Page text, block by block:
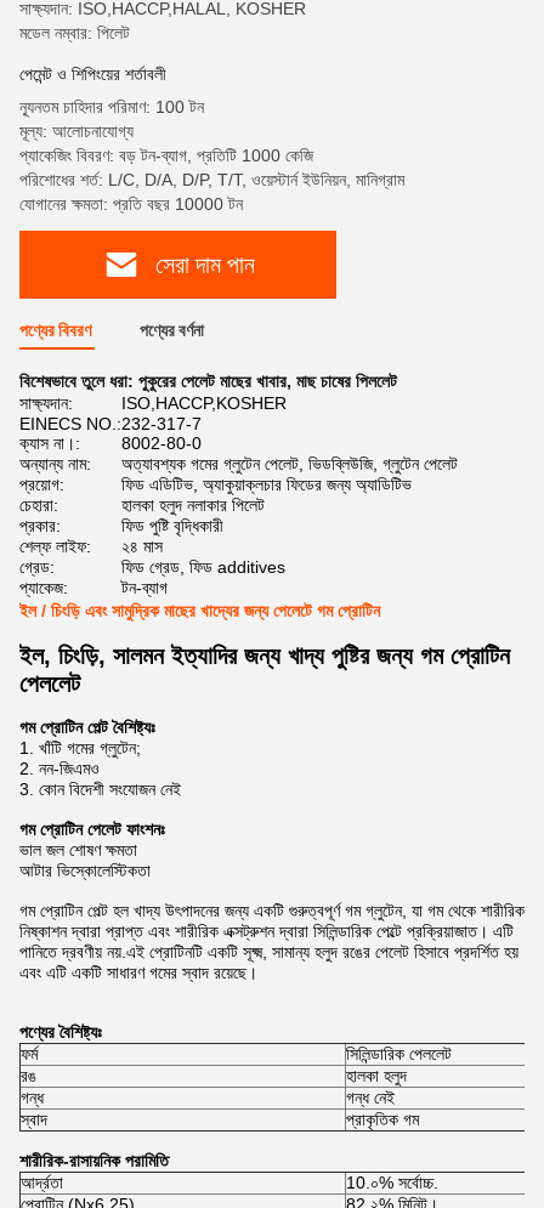
সাক্ষ্যদান: ISO,HACCP,HALAL, KOSHER
মডেল নম্বার: পিলেট
পেমেন্ট ও শিপিংয়ের শর্তাবলী
ন্যূনতম চাহিদার পরিমাণ: 100 টন
মূল্য: আলোচনাযোগ্য
প্যাকেজিং বিবরণ: বড় টন-ব্যাগ, প্রতিটি 1000 কেজি
পরিশোধের শর্ত: L/C, D/A, D/P, T/T, ওয়েস্টার্ন ইউনিয়ন, মানিগ্রাম
যোগানের ক্ষমতা: প্রতি বছর 10000 টন
সেরা দাম পান
পণ্যের বিবরণ পণ্যের বর্ণনা
বিশেষভাবে তুলে ধরা: পুকুরের পেলেট মাছের খাবার, মাছ চাষের পিললেট
সাক্ষ্যদান:
ISO,HACCP,KOSHER
EINECS NO.:232-317-7
ক্যাস না।:
8002-80-0
অন্যান্য নাম:
অত্যাবশ্যক গমের গ্লুটেন পেলেট, ভিডব্লিউজি, গ্লুটেন পেলেট
প্রয়োগ:
ফিড এডিটিভ, অ্যাকুয়াক্লচার ফিডের জন্য অ্যাডিটিভ
চেহারা:
হালকা হলুদ নলাকার পিলেট
প্রকার:
ফিড পুষ্টি বৃদ্ধিকারী
শেল্ফ লাইফ:
২৪ মাস
গ্রেড:
ফিড গ্রেড, ফিড additives
প্যাকেজ:
টন-ব্যাগ
ইল / চিংড়ি এবং সামুদ্রিক মাছের খাদ্যের জন্য পেলেটে গম প্রোটিন
ইল, চিংড়ি, সালমন ইত্যাদির জন্য খাদ্য পুষ্টির জন্য গম প্রোটিন
পেললেট
গম প্রোটিন পেল্ট বৈশিষ্ট্যঃ
1. খাঁটি গমের গ্লুটেন;
2. নন-জিএমও
3. কোন বিদেশী সংযোজন নেই
গম প্রোটিন পেলেট ফাংশনঃ
ভাল জল শোষণ ক্ষমতা
আটার ভিস্কোলেস্টিকতা
গম প্রোটিন পেল্ট হল খাদ্য উৎপাদনের জন্য একটি গুরুত্বপূর্ণ গম গ্লুটেন, যা গম থেকে শারীরিক
নিষ্কাশন দ্বারা প্রাপ্ত এবং শারীরিক এক্সট্রুশন দ্বারা সিলিন্ডারিক পেল্টে প্রক্রিয়াজাত। এটি
পানিতে দ্রবণীয় নয়.এই প্রোটিনটি একটি সূক্ষ্ম, সামান্য হলুদ রঙের পেলেট হিসাবে প্রদর্শিত হয়
এবং এটি একটি সাধারণ গমের স্বাদ রয়েছে।
পণ্যের বৈশিষ্ট্যঃ
ফর্ম
সিলিন্ডারিক পেললেট
রঙ
হালকা হলুদ
গন্ধ
গন্ধ নেই
স্বাদ
প্রাকৃতিক গম
শারীরিক-রাসায়নিক পরামিতি
আর্দ্রতা
10.০% সর্বোচ্চ.